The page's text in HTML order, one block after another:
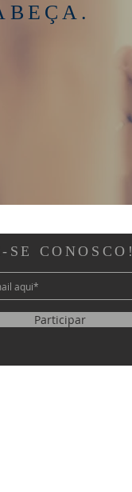
SE CONOSCO!
Participar